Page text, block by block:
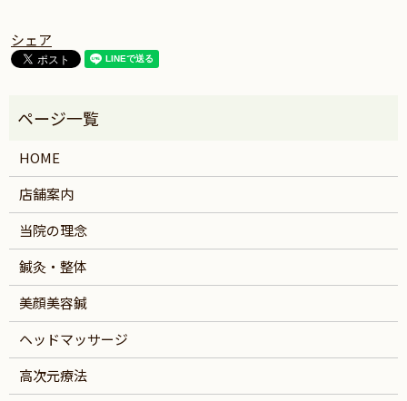
シェア
HOME
店舗案内
当院の理念
鍼灸・整体
美顔美容鍼
ヘッドマッサージ
高次元療法